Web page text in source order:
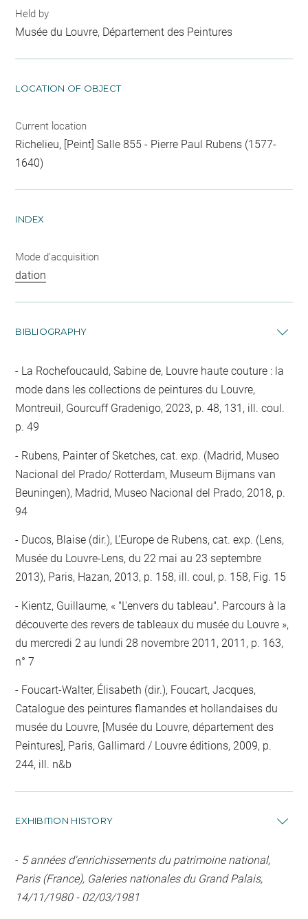
Held by
Musée du Louvre, Département des Peintures
LOCATION OF OBJECT
Current location
Richelieu, [Peint] Salle 855 - Pierre Paul Rubens (1577-
1640)
INDEX
Mode d'acquisition
dation
BIBLIOGRAPHY
La Rochefoucauld, Sabine de, Louvre haute couture : la
mode dans les collections de peintures du Louvre,
Montreuil, Gourcuff Gradenigo, 2023, p. 48, 131, ill. coul.
p. 49
Rubens, Painter of Sketches, cat. exp. (Madrid, Museo
Nacional del Prado/ Rotterdam, Museum Bijmans van
Beuningen), Madrid, Museo Nacional del Prado, 2018, p.
94
Ducos, Blaise (dir.), L'Europe de Rubens, cat. exp. (Lens,
Musée du Louvre-Lens, du 22 mai au 23 septembre
2013), Paris, Hazan, 2013, p. 158, ill. coul, p. 158, Fig. 15
Kientz, Guillaume, « "L'envers du tableau". Parcours à la
découverte des revers de tableaux du musée du Louvre »,
du mercredi 2 au lundi 28 novembre 2011, 2011, p. 163,
n° 7
Foucart-Walter, Élisabeth (dir.), Foucart, Jacques,
Catalogue des peintures flamandes et hollandaises du
musée du Louvre, [Musée du Louvre, département des
Peintures], Paris, Gallimard / Louvre éditions, 2009, p.
244, ill. n&b
EXHIBITION HISTORY
- 5 années d'enrichissements du patrimoine national,
Paris (France), Galeries nationales du Grand Palais,
14/11/1980 - 02/03/1981